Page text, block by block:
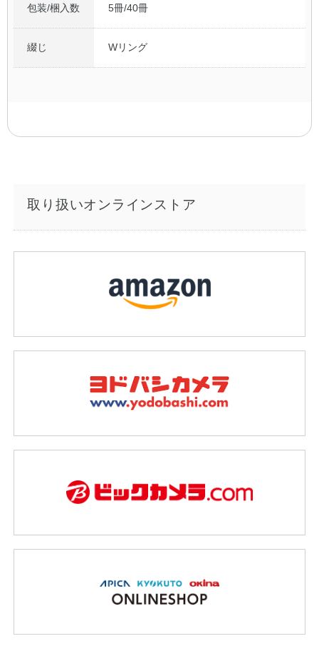
包装/梱入数 5冊/40冊
綴じ Wリング
取り扱いオンラインストア